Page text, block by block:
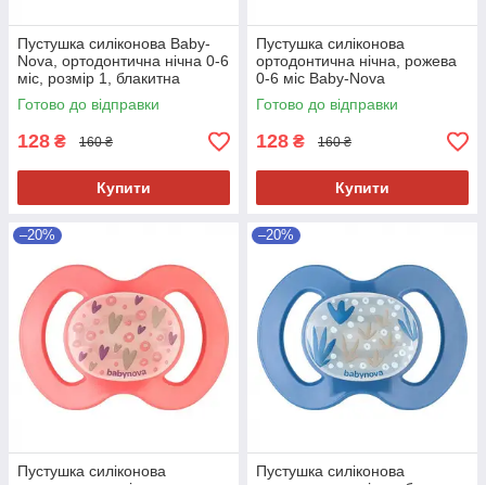
Пустушка силіконова Baby-
Nova, ортодонтична нічна 0-6
міс, розмір 1, блакитна
Готово до відправки
128 ₴ 160 ₴
Купити
Пустушка силіконова
ортодонтична нічна, рожева
0-6 міс Baby-Nova
Готово до відправки
128 ₴ 160 ₴
Купити
–20%
Пустушка силіконова
–20%
Пустушка силіконова